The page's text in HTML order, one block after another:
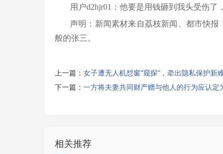
用户d2hjr01：他要是用钱砸到我头受伤了
声明：新闻素材来自荔枝新闻、都市快
般的张三。
上一篇： 女子遭无人机怼窗“窥探”，牵出隐私保护新
下一篇： 一方将夫妻共同财产赠与他人的行为应认定
相关推荐